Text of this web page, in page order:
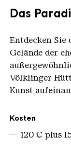
Das
Entdecken
Gelände der
Völklinger
Kunst
Kosten
120 € plus